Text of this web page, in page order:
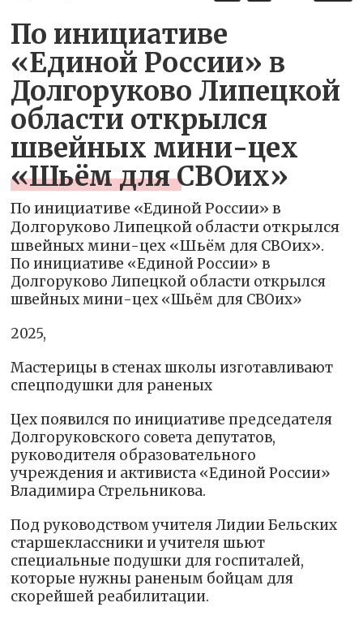
По инициативе
«Единой России» в
Долгоруково Липецкой
области открылся
швейных мини-цех
«Шьём для СВОих»
По инициативе «Единой России» в
Долгоруково Липецкой области открылся
швейных мини-цех «Шьём для СВОих».
По инициативе «Единой России» в
Долгоруково Липецкой области открылся
швейных мини-цех «Шьём для СВОих»
2025,
Мастерицы в стенах школы изготавливают
спецподушки для раненых
Цех появился по инициативе председателя
Долгоруковского совета депутатов,
руководителя образовательного
учреждения и активиста «Единой России»
Владимира Стрельникова.
Под руководством учителя Лидии Бельских
старшеклассники и учителя шьют
специальные подушки для госпиталей,
которые нужны раненым бойцам для
скорейшей реабилитации.